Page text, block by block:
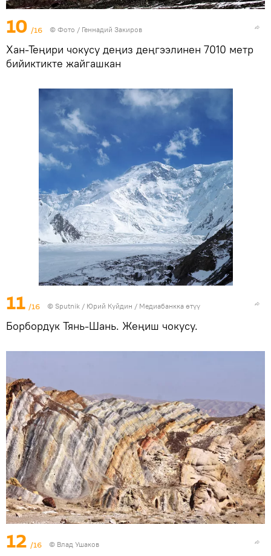
10 /16 © Фото / Геннадий Закиров
Хан-Теңири чокусу деңиз деңгээлинен 7010 метр
бийиктикте жайгашкан
11 /16 © Sputnik / Юрий Куйдин / Медиабанкка өтүү
Борбордук Тянь-Шань. Жеңиш чокусу.
12 /16 © Влад Ушаков